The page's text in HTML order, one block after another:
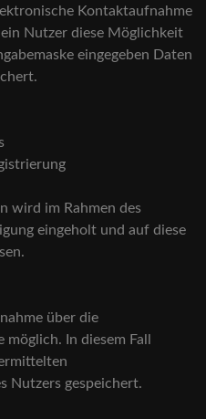
Kontaktaufnahme
Nutzer diese Möglichkeit
eingegeben Daten
wird im Rahmen des
eingeholt und auf diese
über die
In diesem Fall
Nutzers gespeichert.